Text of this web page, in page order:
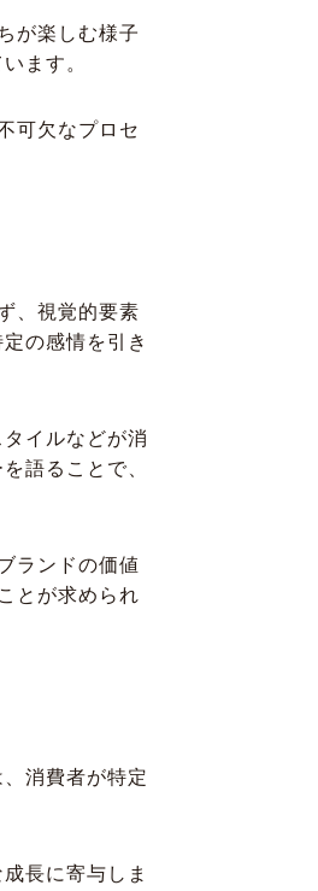
が楽しむ様子
ます。
可欠なプロセ
、視覚的要素
の感情を引き
イルなどが消
語ることで、
ランドの価値
とが求められ
消費者が特定
長に寄与しま